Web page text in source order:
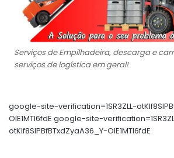
Serviços de Empilhadeira, descarga e
serviços de logística em geral!
google-site-verification=1SR3ZLL-
OIE1MTl6fdE google-site-
otKIf8SlPBfBTxdZyaA36_Y-OIE1MTl6fdE